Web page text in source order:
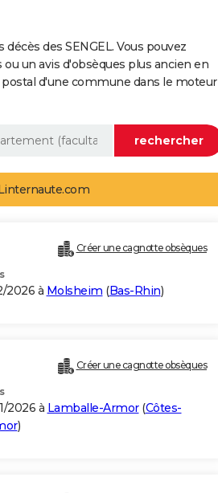
des SENGEL. Vous pouvez
un avis d'obsèques plus ancien en
d'une commune dans le moteur
Créer une cagnotte obsèques
2026 à Molsheim (Bas-Rhin)
Créer une cagnotte obsèques
2026 à Lamballe-Armor(Côtes-
)